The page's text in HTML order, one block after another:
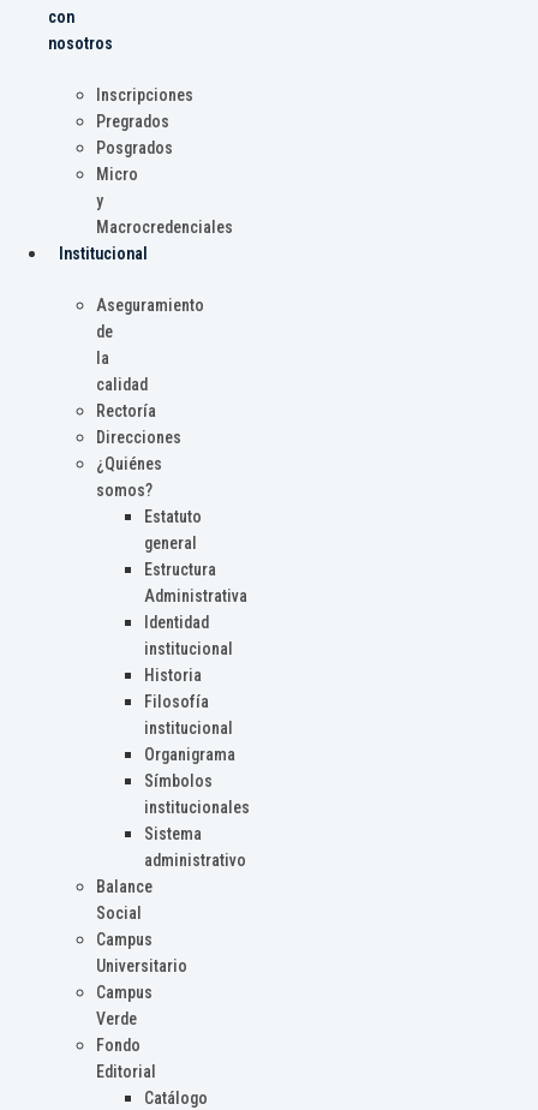
con
nosotros
Inscripciones
Pregrados
Posgrados
Micro
y
Macrocredenciales
Institucional
Aseguramiento
de
la
calidad
Rectoría
Direcciones
¿Quiénes
somos?
Estatuto
general
Estructura
Administrativa
Identidad
institucional
Historia
Filosofía
institucional
Organigrama
Símbolos
institucionales
Sistema
administrativo
Balance
Social
Campus
Universitario
Campus
Verde
Fondo
Editorial
Catálogo